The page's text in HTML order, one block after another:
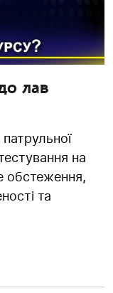
лав
на
обстеження,
та